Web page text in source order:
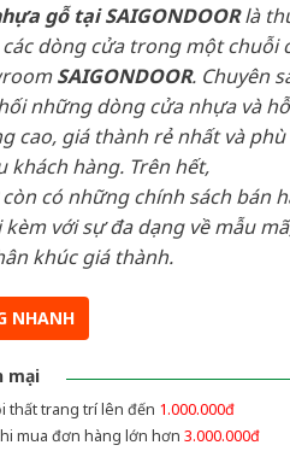
gỗ tại SAIGONDOORlà
dòng cửa trong một chuỗi
SAIGONDOOR. Chuyên
những dòng cửa nhựa và
cao, giá thành rẻ nhất và
khách hàng. Trên hết,
có những chính sách bán
kèm với sự đa dạng về mẫu
khúc giá thành.
NHANH
mại
thất trang trí lên đến 1.000.000đ
mua đơn hàng lớn hơn 3.000.000đ